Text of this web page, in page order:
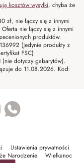
kosztów wysyłki, chyba że
zł, nie łączy się z innymi
nie łączy się z innymi
produktów.
(Jedynie produkty z
FSC)
dotyczy gabarytów).
do 11.08.2026. Kod:
Ustawienia prywatności
Narodzenie Wielkanoc